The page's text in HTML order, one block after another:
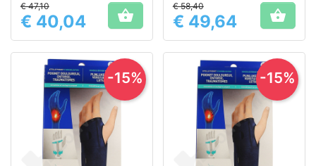
ondersteuning biedt bij
blessures
Prijs
€ 47,10
€ 40,04  Prijs
€ 58,40
€ 49,64 
-15% -15%